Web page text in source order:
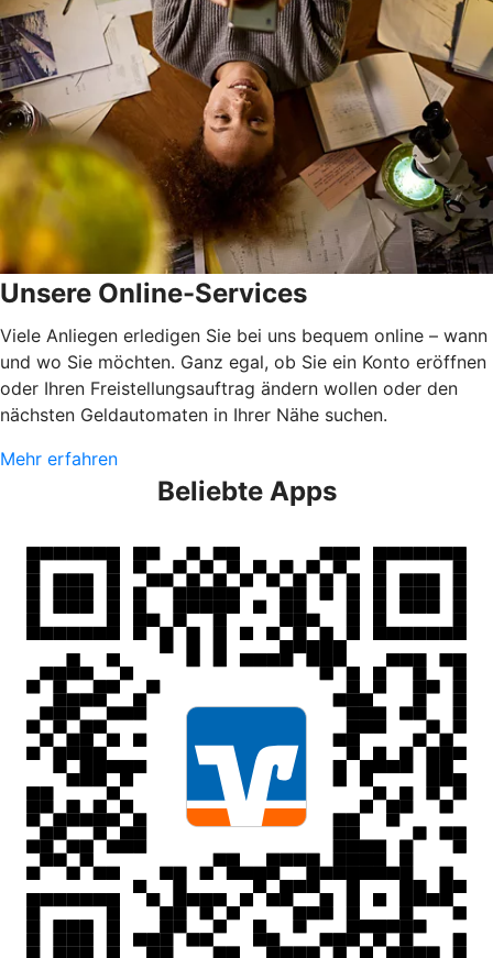
Unsere Online-Services
Viele Anliegen erledigen Sie bei uns bequem online – wann
und wo Sie möchten. Ganz egal, ob Sie ein Konto eröffnen
oder Ihren Freistellungsauftrag ändern wollen oder den
nächsten Geldautomaten in Ihrer Nähe suchen.
Mehr erfahren
Beliebte Apps